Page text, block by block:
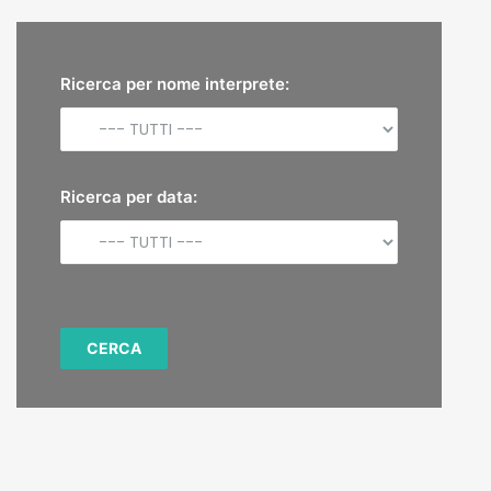
Fitoingegneria
Radisson Blu Hotel, Milano
25 Maggio 2026
Ottimizzazione della salute della
mammella mediante la
Pegognaga (MN)
Ricerca per nome interprete:
Ricerca per data: